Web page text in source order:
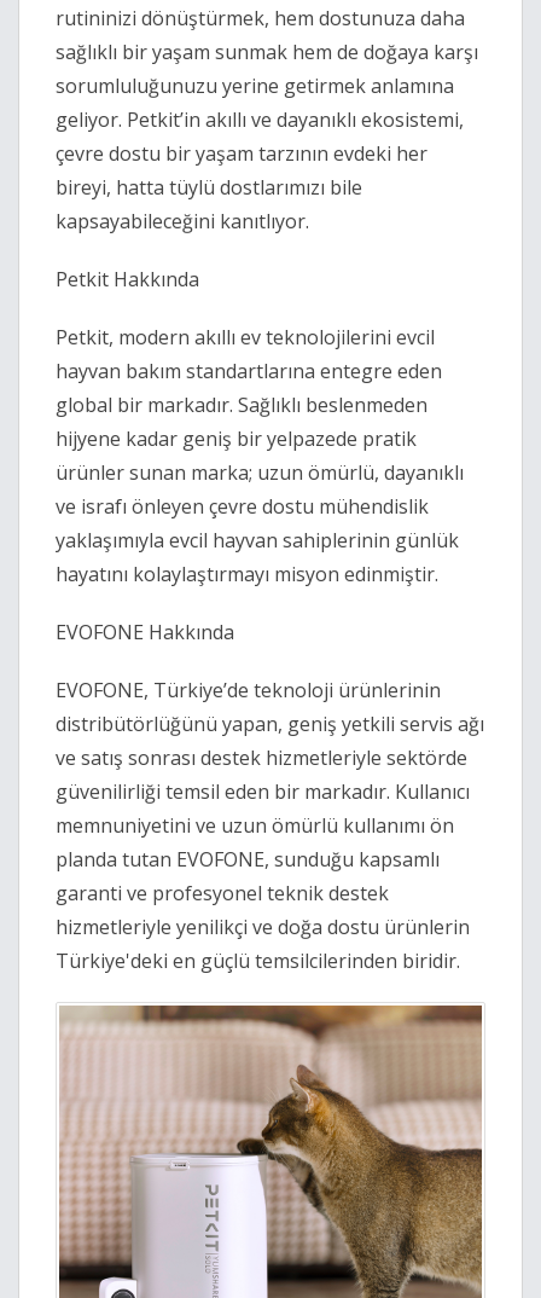
rutininizi dönüştürmek, hem dostunuza daha
sağlıklı bir yaşam sunmak hem de doğaya karşı
sorumluluğunuzu yerine getirmek anlamına
geliyor. Petkit’in akıllı ve dayanıklı ekosistemi,
çevre dostu bir yaşam tarzının evdeki her
bireyi, hatta tüylü dostlarımızı bile
kapsayabileceğini kanıtlıyor.
Petkit Hakkında
Petkit, modern akıllı ev teknolojilerini evcil
hayvan bakım standartlarına entegre eden
global bir markadır. Sağlıklı beslenmeden
hijyene kadar geniş bir yelpazede pratik
ürünler sunan marka; uzun ömürlü, dayanıklı
ve israfı önleyen çevre dostu mühendislik
yaklaşımıyla evcil hayvan sahiplerinin günlük
hayatını kolaylaştırmayı misyon edinmiştir.
EVOFONE Hakkında
EVOFONE, Türkiye’de teknoloji ürünlerinin
distribütörlüğünü yapan, geniş yetkili servis ağı
ve satış sonrası destek hizmetleriyle sektörde
güvenilirliği temsil eden bir markadır. Kullanıcı
memnuniyetini ve uzun ömürlü kullanımı ön
planda tutan EVOFONE, sunduğu kapsamlı
garanti ve profesyonel teknik destek
hizmetleriyle yenilikçi ve doğa dostu ürünlerin
Türkiye'deki en güçlü temsilcilerinden biridir.